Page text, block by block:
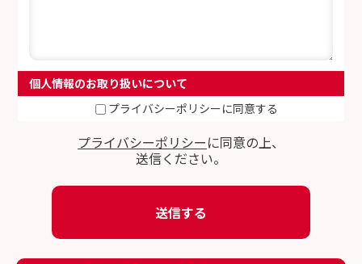
個人情報のお取り扱いについて
プライバシーポリシーに同意する
プライバシーポリシーに同意の上、
送信ください。